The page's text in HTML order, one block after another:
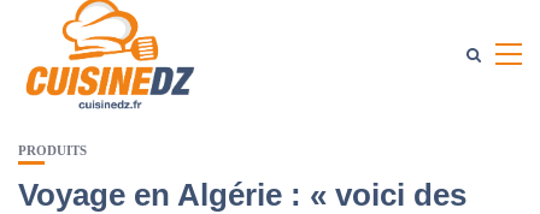
PRODUITS
Voyage en Algérie : « voici des